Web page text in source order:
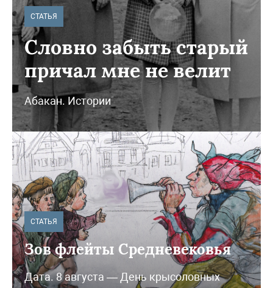
СТАТЬЯ
Словно забыть старый
причал мне не велит
Абакан. Истории
СТАТЬЯ
Зов флейты Средневековья
Дата. 8 августа — День крысоловных